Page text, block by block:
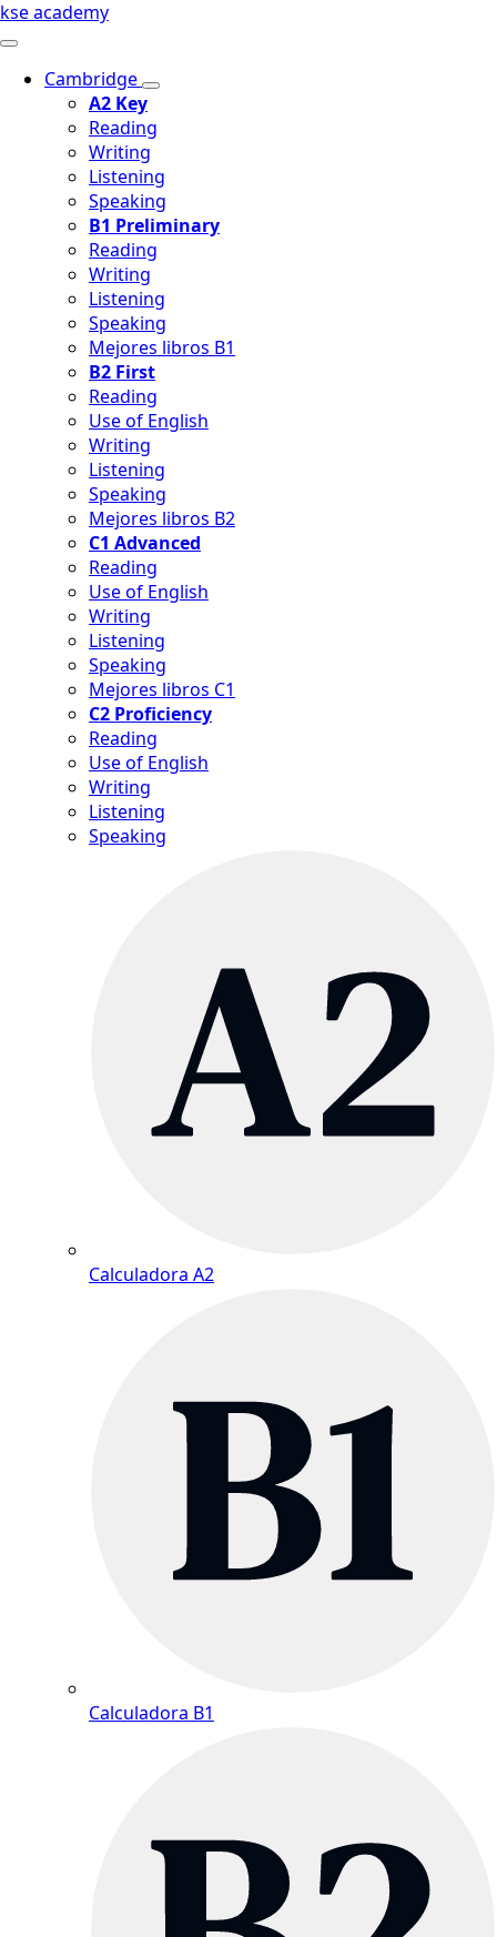
kse academy
Cambridge
A2 Key
Reading
Writing
Listening
Speaking
B1 Preliminary
Reading
Writing
Listening
Speaking
Mejores libros B1
B2 First
Reading
Use of English
Writing
Listening
Speaking
Mejores libros B2
C1 Advanced
Reading
Use of English
Writing
Listening
Speaking
Mejores libros C1
C2 Proficiency
Reading
Use of English
Writing
Listening
Speaking
Calculadora A2
Calculadora B1